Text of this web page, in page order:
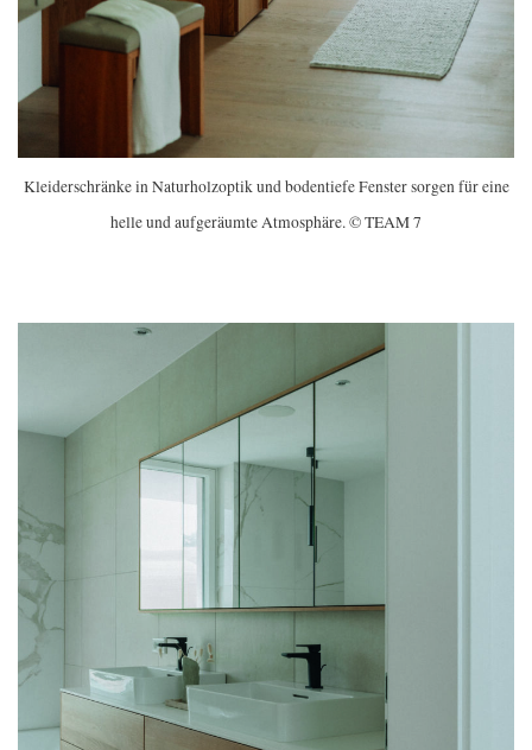
Kleiderschränke in Naturholzoptik und bodentiefe Fenster sorgen für eine
helle und aufgeräumte Atmosphäre. © TEAM 7